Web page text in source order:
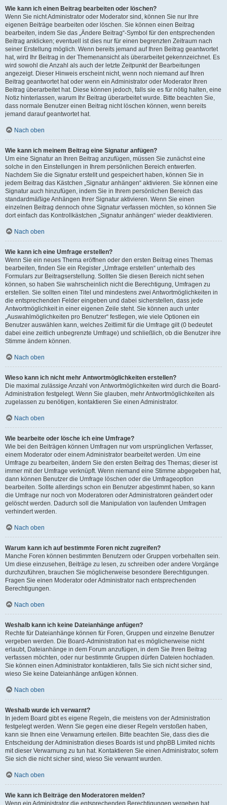
Wie kann ich einen Beitrag bearbeiten oder löschen?
Wenn Sie nicht Administrator oder Moderator sind, können Sie nur Ihre
eigenen Beiträge bearbeiten oder löschen. Sie können einen Beitrag
bearbeiten, indem Sie das „Ändere Beitrag“-Symbol für den entsprechenden
Beitrag anklicken; eventuell ist dies nur für einen begrenzten Zeitraum nach
seiner Erstellung möglich. Wenn bereits jemand auf Ihren Beitrag geantwortet
hat, wird Ihr Beitrag in der Themenansicht als überarbeitet gekennzeichnet. Es
wird sowohl die Anzahl als auch der letzte Zeitpunkt der Bearbeitungen
angezeigt. Dieser Hinweis erscheint nicht, wenn noch niemand auf Ihren
Beitrag geantwortet hat oder wenn ein Administrator oder Moderator Ihren
Beitrag überarbeitet hat. Diese können jedoch, falls sie es für nötig halten, eine
Notiz hinterlassen, warum Ihr Beitrag überarbeitet wurde. Bitte beachten Sie,
dass normale Benutzer einen Beitrag nicht löschen können, wenn bereits
jemand darauf geantwortet hat.
Nach oben
Wie kann ich meinem Beitrag eine Signatur anfügen?
Um eine Signatur an Ihren Beitrag anzufügen, müssen Sie zunächst eine
solche in den Einstellungen in Ihrem persönlichen Bereich entwerfen.
Nachdem Sie die Signatur erstellt und gespeichert haben, können Sie in
jedem Beitrag das Kästchen „Signatur anhängen“ aktivieren. Sie können eine
Signatur auch hinzufügen, indem Sie in Ihrem persönlichen Bereich das
standardmäßige Anhängen Ihrer Signatur aktivieren. Wenn Sie einen
einzelnen Beitrag dennoch ohne Signatur verfassen möchten, so können Sie
dort einfach das Kontrollkästchen „Signatur anhängen“ wieder deaktivieren.
Nach oben
Wie kann ich eine Umfrage erstellen?
Wenn Sie ein neues Thema eröffnen oder den ersten Beitrag eines Themas
bearbeiten, finden Sie ein Register „Umfrage erstellen“ unterhalb des
Formulars zur Beitragserstellung. Sollten Sie diesen Bereich nicht sehen
können, so haben Sie wahrscheinlich nicht die Berechtigung, Umfragen zu
erstellen. Sie sollten einen Titel und mindestens zwei Antwortmöglichkeiten in
die entsprechenden Felder eingeben und dabei sicherstellen, dass jede
Antwortmöglichkeit in einer eigenen Zeile steht. Sie können auch unter
„Auswahlmöglichkeiten pro Benutzer“ festlegen, wie viele Optionen ein
Benutzer auswählen kann, welches Zeitlimit für die Umfrage gilt (0 bedeutet
dabei eine zeitlich unbegrenzte Umfrage) und schließlich, ob die Benutzer ihre
Stimme ändern können.
Nach oben
Wieso kann ich nicht mehr Antwortmöglichkeiten erstellen?
Die maximal zulässige Anzahl von Antwortmöglichkeiten wird durch die Board-
Administration festgelegt. Wenn Sie glauben, mehr Antwortmöglichkeiten als
zugelassen zu benötigen, kontaktieren Sie einen Administrator.
Nach oben
Wie bearbeite oder lösche ich eine Umfrage?
Wie bei den Beiträgen können Umfragen nur vom ursprünglichen Verfasser,
einem Moderator oder einem Administrator bearbeitet werden. Um eine
Umfrage zu bearbeiten, ändern Sie den ersten Beitrag des Themas; dieser ist
immer mit der Umfrage verknüpft. Wenn niemand eine Stimme abgegeben hat,
dann können Benutzer die Umfrage löschen oder die Umfrageoption
bearbeiten. Sollte allerdings schon ein Benutzer abgestimmt haben, so kann
die Umfrage nur noch von Moderatoren oder Administratoren geändert oder
gelöscht werden. Dadurch soll die Manipulation von laufenden Umfragen
verhindert werden.
Nach oben
Warum kann ich auf bestimmte Foren nicht zugreifen?
Manche Foren können bestimmten Benutzern oder Gruppen vorbehalten sein.
Um diese einzusehen, Beiträge zu lesen, zu schreiben oder andere Vorgänge
durchzuführen, brauchen Sie möglicherweise besondere Berechtigungen.
Fragen Sie einen Moderator oder Administrator nach entsprechenden
Berechtigungen.
Nach oben
Weshalb kann ich keine Dateianhänge anfügen?
Rechte für Dateianhänge können für Foren, Gruppen und einzelne Benutzer
vergeben werden. Die Board-Administration hat es möglicherweise nicht
erlaubt, Dateianhänge in dem Forum anzufügen, in dem Sie Ihren Beitrag
verfassen möchten, oder nur bestimmte Gruppen dürfen Dateien hochladen.
Sie können einen Administrator kontaktieren, falls Sie sich nicht sicher sind,
wieso Sie keine Dateianhänge anfügen können.
Nach oben
Weshalb wurde ich verwarnt?
In jedem Board gibt es eigene Regeln, die meistens von der Administration
festgelegt werden. Wenn Sie gegen eine dieser Regeln verstoßen haben,
kann sie Ihnen eine Verwarnung erteilen. Bitte beachten Sie, dass dies die
Entscheidung der Administration dieses Boards ist und phpBB Limited nichts
mit dieser Verwarnung zu tun hat. Kontaktieren Sie einen Administrator, sofern
Sie sich die nicht sicher sind, wieso Sie verwarnt wurden.
Nach oben
Wie kann ich Beiträge den Moderatoren melden?
Wenn ein Administrator die entsprechenden Berechtigungen vergeben hat,